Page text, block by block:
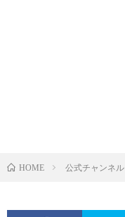
HOME 公式チャンネル